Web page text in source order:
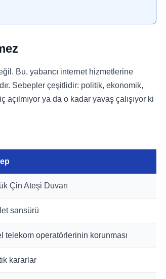
Bu, yabancı internet hizmetlerine
Sebepler çeşitlidir: politik, ekonomik,
ya da o kadar yavaş çalışıyor ki
Çin Ateşi Duvarı
sansürü
telekom operatörlerinin korunması
kararlar